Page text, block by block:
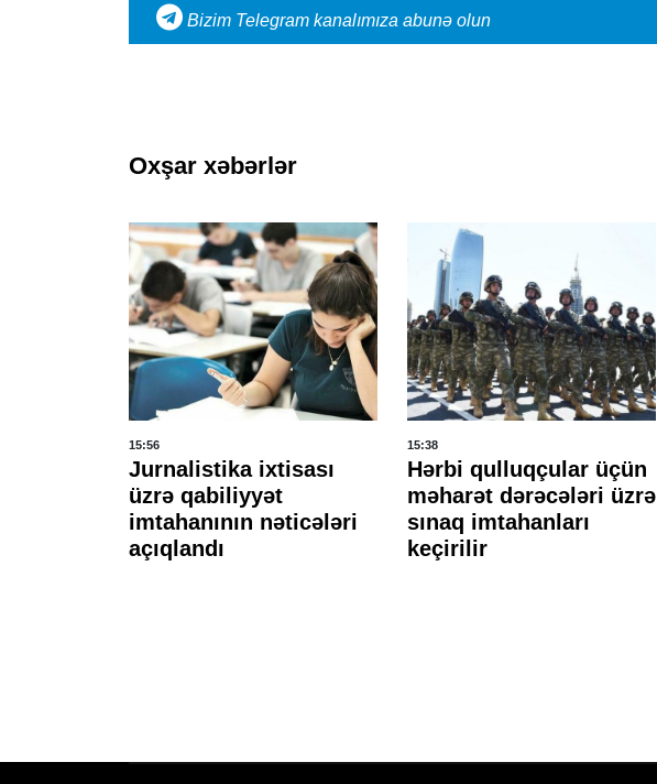
Bizim Telegram kanalımıza abunə olun
Oxşar xəbərlər
15:56
Jurnalistika ixtisası
üzrə qabiliyyət
imtahanının nəticələri
açıqlandı
15:38
Hərbi qulluqçular üçün
məharət dərəcələri üzrə
sınaq imtahanları
keçirilir